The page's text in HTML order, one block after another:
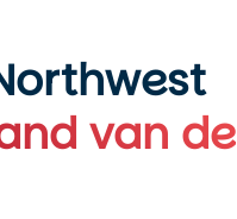
van de